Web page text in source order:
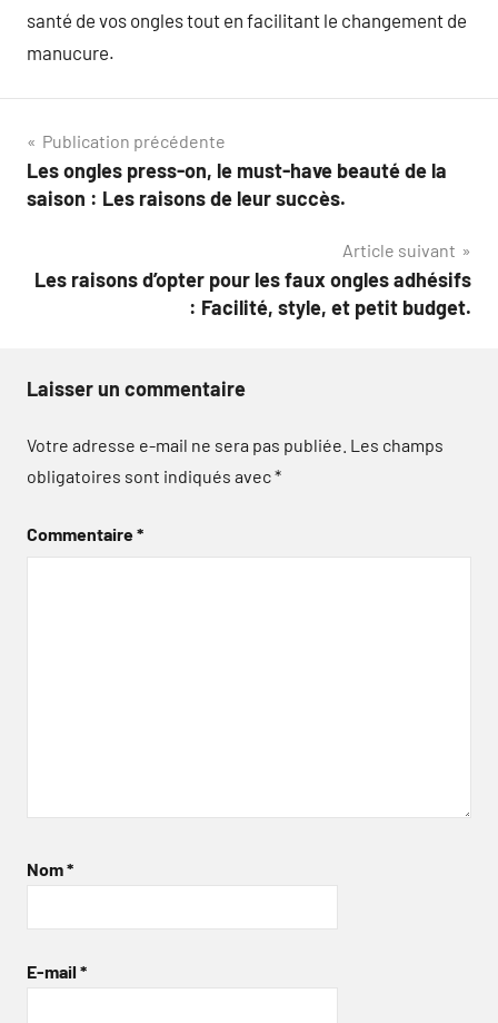
santé de vos ongles tout en facilitant le changement de
manucure.
Navigation
de
Publication précédente
Les ongles press-on, le must-have beauté de la
saison : Les raisons de leur succès.
Article suivant
Les raisons d’opter pour les faux ongles adhésifs
: Facilité, style, et petit budget.
Laisser un commentaire
Votre adresse e-mail ne sera pas publiée. Les champs
obligatoires sont indiqués avec*
Commentaire*
Nom*
E-mail *